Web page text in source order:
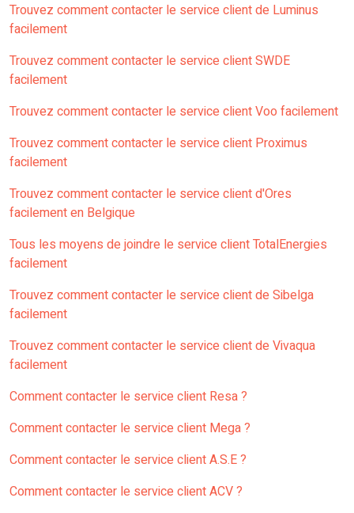
Trouvez comment contacter le service client de Luminus
facilement
Trouvez comment contacter le service client SWDE
facilement
Trouvez comment contacter le service client Voo facilement
Trouvez comment contacter le service client Proximus
facilement
Trouvez comment contacter le service client d'Ores
facilement en Belgique
Tous les moyens de joindre le service client TotalEnergies
facilement
Trouvez comment contacter le service client de Sibelga
facilement
Trouvez comment contacter le service client de Vivaqua
facilement
Comment contacter le service client Resa ?
Comment contacter le service client Mega ?
Comment contacter le service client A.S.E ?
Comment contacter le service client ACV ?